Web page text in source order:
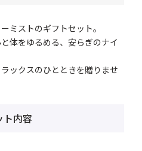
ミストのギフトセット。
体をゆるめる、安らぎのナイ
ックスのひとときを贈りませ
ト内容